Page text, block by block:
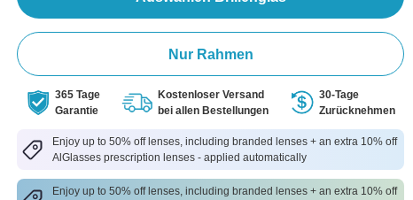
Nur Rahmen
365 Tage
Garantie
Kostenloser Versand
bei allen Bestellungen
30-Tage
Zurücknehmen
Enjoy up to 50% off lenses, including branded lenses + an extra 10% off
AlGlasses prescription lenses - applied automatically
Enjoy up to 50% off lenses, including branded lenses + an extra 10% off